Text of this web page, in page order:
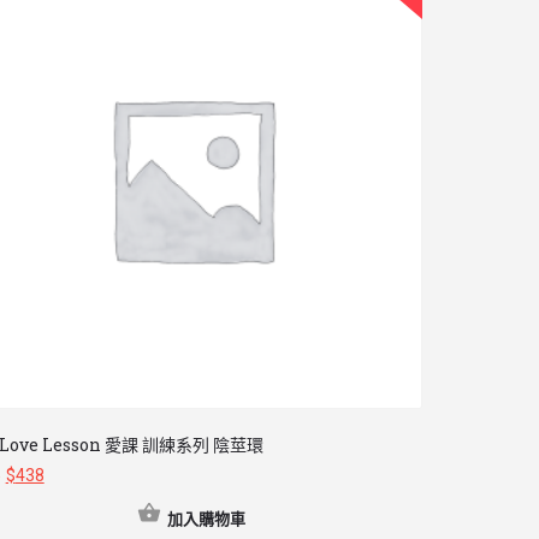
Lesson 愛課 訓練系列 陰莖環
$438
加入購物車